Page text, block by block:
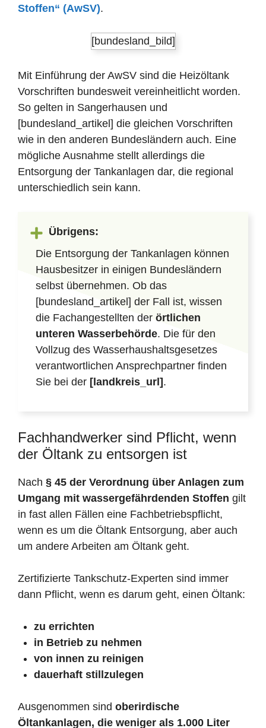
Stoffen“ (AwSV).
[bundesland_bild]
Mit Einführung der AwSV sind die Heizöltank
Vorschriften bundesweit vereinheitlicht worden.
So gelten in Sangerhausen und
[bundesland_artikel] die gleichen Vorschriften
wie in den anderen Bundesländern auch. Eine
mögliche Ausnahme stellt allerdings die
Entsorgung der Tankanlagen dar, die regional
unterschiedlich sein kann.
Übrigens:
Die Entsorgung der Tankanlagen können
Hausbesitzer in einigen Bundesländern
selbst übernehmen. Ob das
[bundesland_artikel] der Fall ist, wissen
die Fachangestellten der örtlichen
unteren Wasserbehörde. Die für den
Vollzug des Wasserhaushaltsgesetzes
verantwortlichen Ansprechpartner finden
Sie bei der [landkreis_url] .
Fachhandwerker sind Pflicht, wenn
der Öltank zu entsorgen ist
Nach § 45 der Verordnung über Anlagen zum
Umgang mit wassergefährdenden Stoffen gilt
in fast allen Fällen eine Fachbetriebspflicht,
wenn es um die Öltank Entsorgung, aber auch
um andere Arbeiten am Öltank geht.
Zertifizierte Tankschutz-Experten sind immer
dann Pflicht, wenn es darum geht, einen Öltank:
zu errichten
in Betrieb zu nehmen
von innen zu reinigen
dauerhaft stillzulegen
Ausgenommen sind oberirdische
Öltankanlagen, die weniger als 1.000 Liter